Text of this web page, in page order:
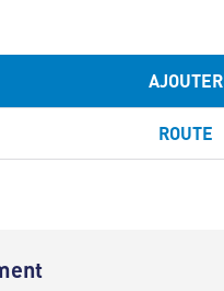
AJOUTER
ROUTE